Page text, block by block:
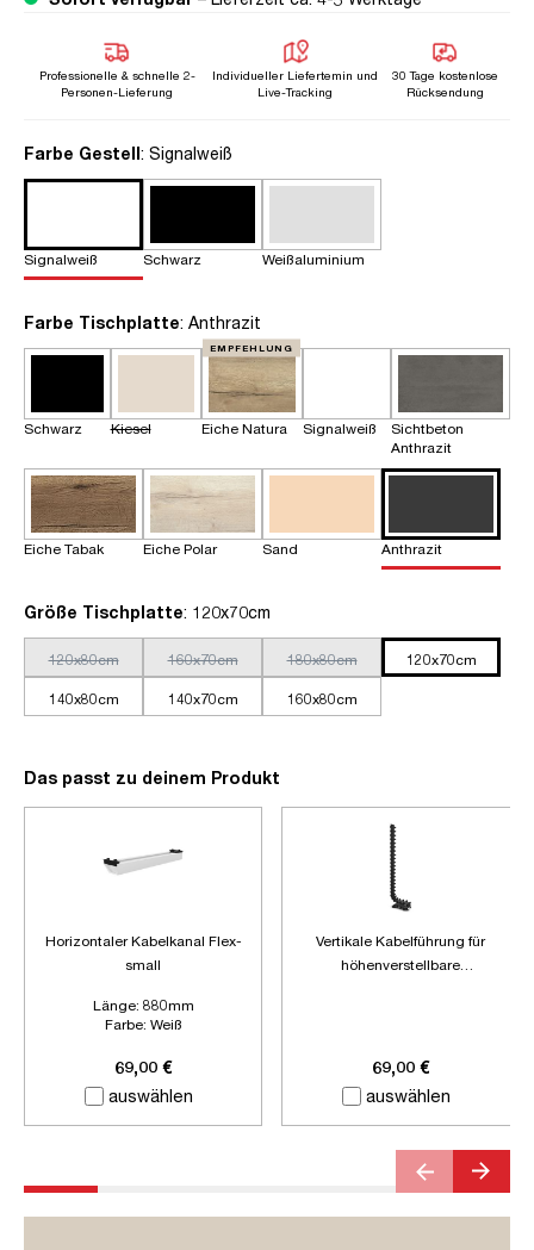
Professionelle & schnelle 2-
Personen-Lieferung
Individueller Liefertemin und
Live-Tracking
30 Tage kostenlose
Rücksendung
Farbe Gestellauswählen
: Signalweiß
Signalweiß Schwarz Weißaluminium
Farbe Tischplatteauswählen
: Anthrazit
Schwarz Kiesel Eiche Natura
EMPFEHLUNG
Signalweiß
Sichtbeton
Anthrazit
Eiche Tabak Eiche Polar Sand Anthrazit
Größe Tischplatteauswählen
: 120x70cm
120x80cm 160x70cm 180x80cm 120x70cm
140x80cm 140x70cm 160x80cm
Das passt zu deinem Produkt
auswählen
Horizontaler Kabelkanal Flex-
small
Länge: 880mm
Farbe: Weiß
69,00 €
auswählen
Vertikale Kabelführung für
höhenverstellbare
69,00 €